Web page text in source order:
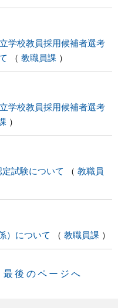
学校教員採用候補者選考
教職員課
学校教員採用候補者選考
試験について
教職員
）について 教職員課
最後のページへ